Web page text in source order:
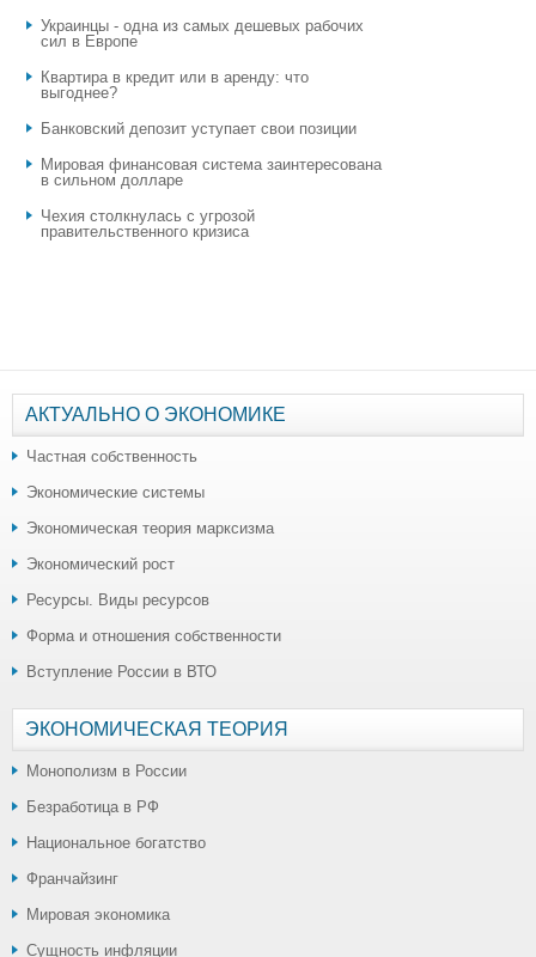
Украинцы - одна из самых дешевых рабочих
сил в Европе
Квартира в кредит или в аренду: что
выгоднее?
​Банковский депозит уступает свои позиции
Мировая финансовая система заинтересована
в сильном долларе
Чехия столкнулась с угрозой
правительственного кризиса
АКТУАЛЬНО О ЭКОНОМИКЕ
Частная собственность
Экономические системы
Экономическая теория марксизма
Экономический рост
Ресурсы. Виды ресурсов
Форма и отношения собственности
Вступление России в ВТО
ЭКОНОМИЧЕСКАЯ ТЕОРИЯ
Монополизм в России
Безработица в РФ
Национальное богатство
Франчайзинг
Мировая экономика
Сущность инфляции